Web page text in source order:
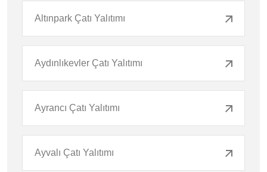
Altınpark Çatı Yalıtımı
Aydınlıkevler Çatı Yalıtımı
Ayrancı Çatı Yalıtımı
Ayvalı Çatı Yalıtımı